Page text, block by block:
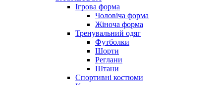
Ігрова форма
Чоловіча форма
Жіноча форма
Тренувальний одяг
Футболки
Шорти
Реглани
Штани
Спортивні костюми